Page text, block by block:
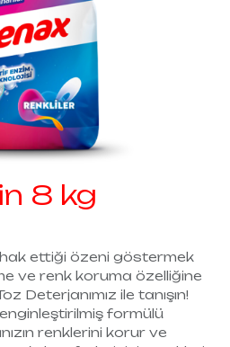
8 kg
hak ettiği özeni göstermek
ve renk koruma özelliğine
Deterjanımız ile tanışın!
formülü
renklerini korur ve